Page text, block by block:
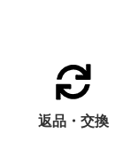
返品・交換